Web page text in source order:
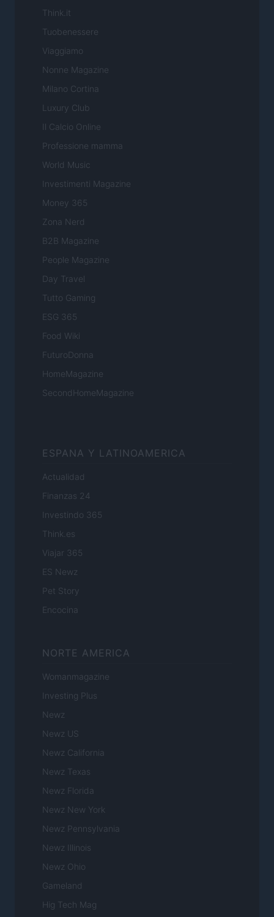
Think.it
Tuobenessere
Viaggiamo
Nonne Magazine
Milano Cortina
Luxury Club
Il Calcio Online
Professione mamma
World Music
Investimenti Magazine
Money 365
Zona Nerd
B2B Magazine
People Magazine
Day Travel
Tutto Gaming
ESG 365
Food Wiki
FuturoDonna
HomeMagazine
SecondHomeMagazine
ESPANA Y LATINOAMERICA
Actualidad
Finanzas 24
Investindo 365
Think.es
Viajar 365
ES Newz
Pet Story
Encocina
NORTE AMERICA
Womanmagazine
Investing Plus
Newz
Newz US
Newz California
Newz Texas
Newz Florida
Newz New York
Newz Pennsylvania
Newz Illinois
Newz Ohio
Gameland
Hig Tech Mag